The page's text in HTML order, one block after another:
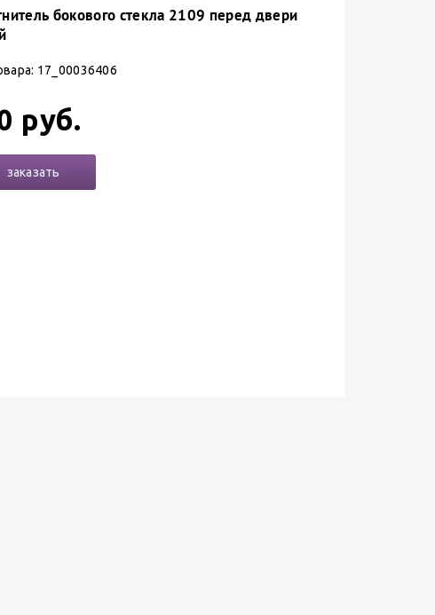
бокового стекла 2109 перед двери
17_00036406
руб.
заказать